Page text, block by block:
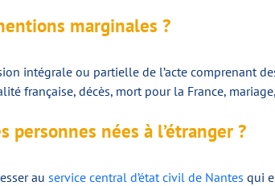
marginales ?
intégrale ou partielle de l’acte comprenant
française, décès, mort pour la France,
personnes nées à l’étranger ?
au service central d’état civil de Nantes qui